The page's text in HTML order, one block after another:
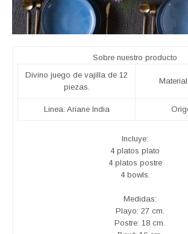
Sobre nuestro producto
Divino juego de vajilla de 12
piezas.
Linea: Ariane India
Incluye:
4 platos plato
4 platos postre
4 bowls.
Medidas:
Playo: 27 cm.
Postre: 18 cm.